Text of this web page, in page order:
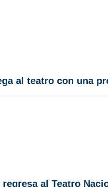
al teatro con una
al Teatro